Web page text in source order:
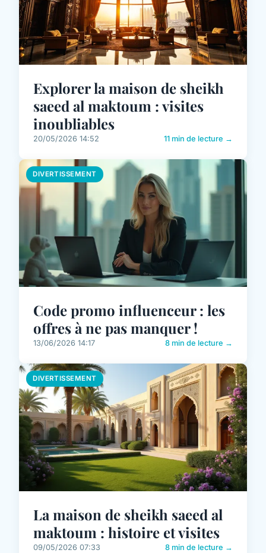
Explorer la maison de sheikh
saeed al maktoum : visites
inoubliables
20/05/2026 14:52 11 min de lecture →
DIVERTISSEMENT
Code promo influenceur : les
offres à ne pas manquer !
13/06/2026 14:17 8 min de lecture →
DIVERTISSEMENT
La maison de sheikh saeed al
maktoum : histoire et visites
09/05/2026 07:33 8 min de lecture →